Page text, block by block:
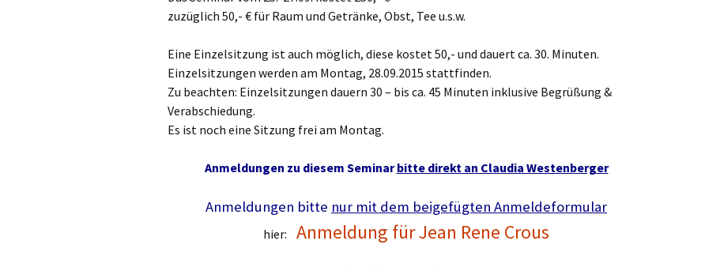
zuzüglich 50,- € für Raum und Getränke, Obst, Tee u.s.w.
Eine Einzelsitzung ist auch möglich, diese kostet 50,- und dauert ca. 30. Minuten.
Einzelsitzungen werden am Montag, 28.09.2015 stattfinden.
Zu beachten: Einzelsitzungen dauern 30 – bis ca. 45 Minuten inklusive Begrüßung &
Verabschiedung.
Es ist noch eine Sitzung frei am Montag.
Anmeldungen zu diesem Seminarbitte direkt an Claudia Westenberger
Anmeldungen bitte nur mit dem beigefügten Anmeldeformular
hier: Anmeldung für Jean Rene Crous